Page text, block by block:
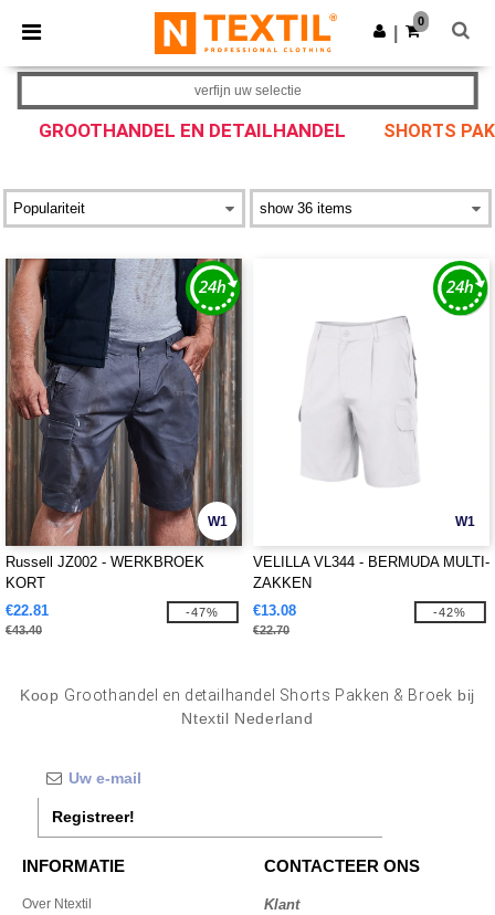
× Ntextil-app
Betere prijzen in de app!
Download app
0
GROOTHANDEL EN DETAILHANDEL SHORTS
verfijn uw selectie
W1
Russell JZ002 - WERKBROEK
KORT
€22.81
€43.40
-47%
W1
VELILLA VL344 - BERMUDA MULTI-
ZAKKEN
€13.08
€22.70
-42%
Koop Groothandel en detailhandel Shorts Pakken & Broek bij
Ntextil Nederland
Registreer!
INFORMATIE
Over Ntextil
CONTACTEER ONS
Klant